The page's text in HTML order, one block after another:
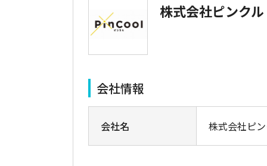
株式会社ピンクル
会社情報
会社名 株式会社ピ